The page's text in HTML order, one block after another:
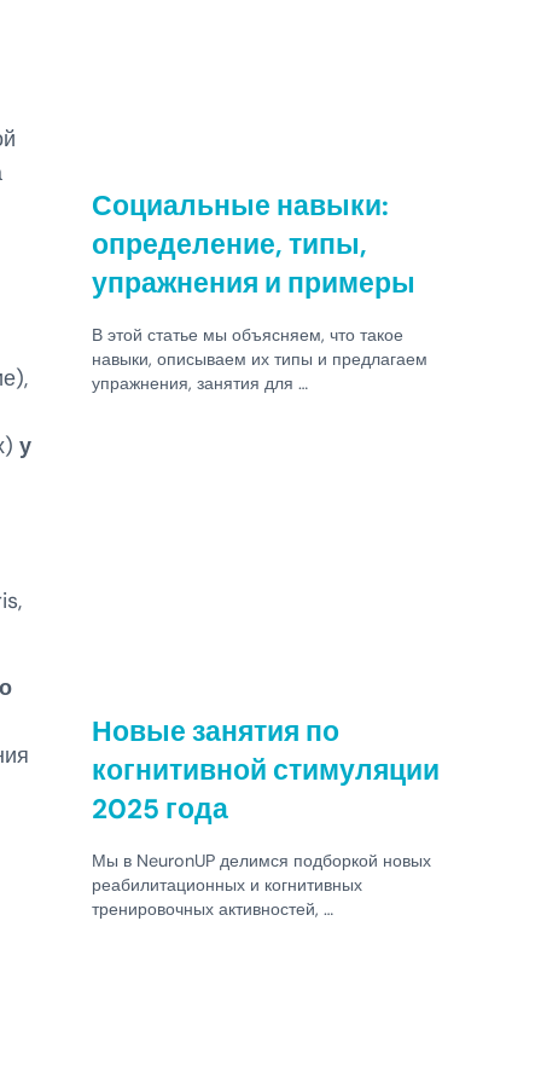
у
Социальные навыки:
определение, типы,
упражнения и примеры
В этой статье мы объясняем, что такое
навыки, описываем их типы и предлагаем
упражнения, занятия для …
Новые занятия по
когнитивной стимуляции
2025 года
Мы в NeuronUP делимся подборкой новых
реабилитационных и когнитивных
тренировочных активностей, …